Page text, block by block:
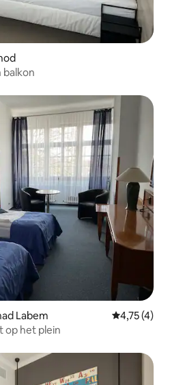
balkon
Labem
4,75 (4)
op het plein